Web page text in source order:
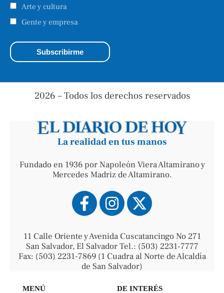
Arte y cultura
Gente y empresa
2026 – Todos los derechos reservados
La realidad en tus manos
Fundado en 1936 por Napoleón Viera Altamirano y
Mercedes Madriz de Altamirano.
11 Calle Oriente y Avenida Cuscatancingo No 271
San Salvador, El Salvador Tel.: (503) 2231-7777
Fax: (503) 2231-7869 (1 Cuadra al Norte de Alcaldía
de San Salvador)
MENÚ DE INTERÉS